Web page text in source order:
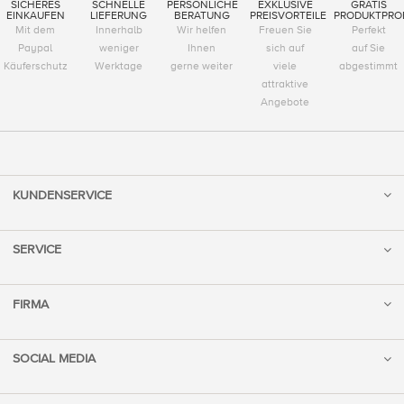
SICHERES
EINKAUFEN
Mit dem
Paypal
Käuferschutz
SCHNELLE
LIEFERUNG
Innerhalb
weniger
Werktage
PERSÖNLICHE
BERATUNG
Wir helfen
Ihnen
gerne weiter
EXKLUSIVE
PREISVORTEILE
Freuen Sie
sich auf
viele
attraktive
Angebote
GRATIS
Perfekt
auf Sie
abgestimmt
KUNDENSERVICE
SERVICE
FIRMA
SOCIAL MEDIA